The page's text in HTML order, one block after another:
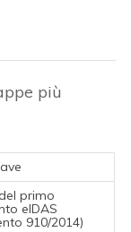
più
primo
eIDAS
910/2014)